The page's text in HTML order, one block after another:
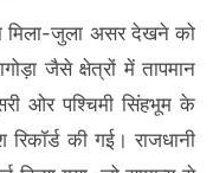
मिला-जुला असर देखने को
जैसे क्षेत्रों में तापमान
ओर पश्चिमी सिंहभूम के
रिकॉर्ड की गई। राजधानी